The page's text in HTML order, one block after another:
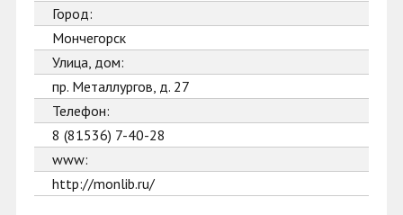
Город:
Мончегорск
Улица, дом:
пр. Металлургов, д. 27
Телефон:
8 (81536) 7-40-28
www:
http://monlib.ru/